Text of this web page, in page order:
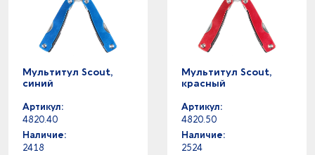
Мультитул Scout,
синий
Артикул:
4820.40
Наличие:
2418
Мультитул Scout,
красный
Артикул:
4820.50
Наличие:
2524